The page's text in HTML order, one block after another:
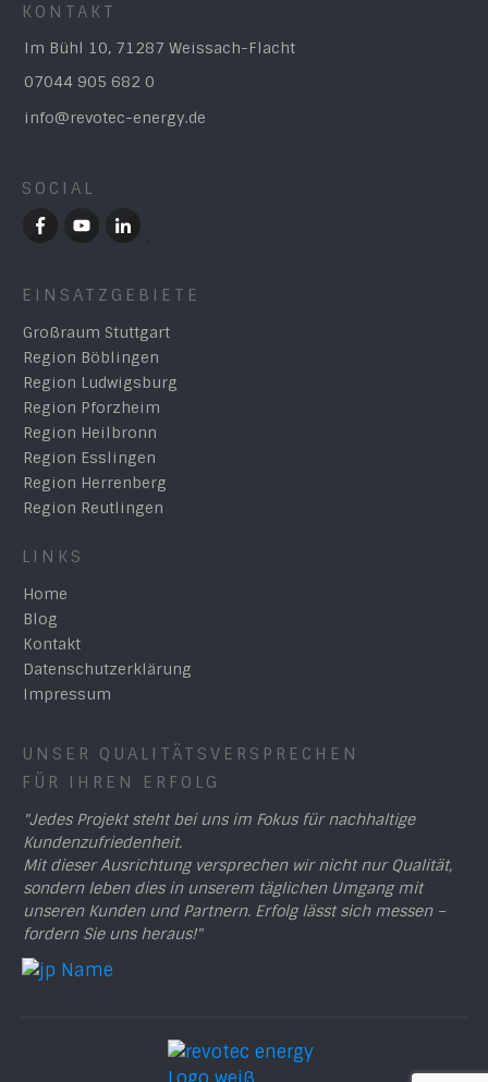
KONTAKT
Im Bühl 10, 71287 Weissach-Flacht
07044 905 682 0
info@revotec-energy.de
SOCIAL
EINSATZGEBIETE
Großraum Stuttgart
Region Böblingen
Region Ludwigsburg
Region Pforzheim
Region Heilbronn
Region Esslingen
Region Herrenberg
Region Reutlingen
LINKS
Home
Blog
Kontakt
Datenschutzerklärung
Impressum
UNSER QUALITÄTSVERSPRECHEN
FÜR IHREN ERFOLG
"Jedes Projekt steht bei uns im Fokus für nachhaltige
Kundenzufriedenheit.
Mit dieser Ausrichtung versprechen wir nicht nur Qualität,
sondern leben dies in unserem täglichen Umgang mit
unseren Kunden und Partnern. Erfolg lässt sich messen –
fordern Sie uns heraus!"